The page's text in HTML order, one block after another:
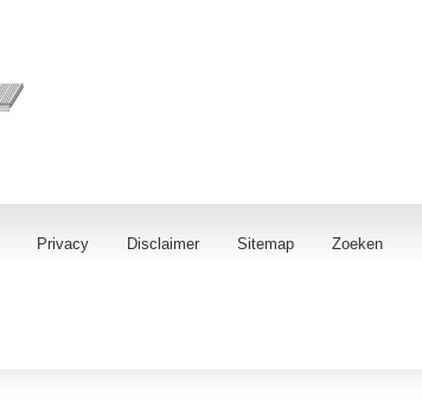
Privacy Disclaimer Sitemap Zoeken